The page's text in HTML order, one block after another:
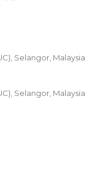
Selangor, Malaysia
Selangor, Malaysia